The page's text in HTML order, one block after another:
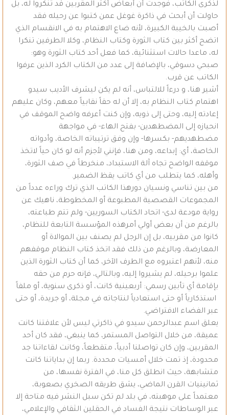
لذكرى الكاتب، فوجدت أن أبعاض أكثر المقربين قد تنكروا له، بل
حاولت أن أبحث في ذاكرة غوغل عمن كتبوا عن رحيله فقد
أصبت بالخيبة الكبيرة، لأنه ضاع الاهتمام به في الانقسام الذي
اتضح أكثر بين كتاب الثورة وكتاب النظام، وكلا الطرفين تنكرا
له، ماعدا حالات استثنائية، كما فعل أحد كتاب الثورة وهو:
صبحي دسوقي، بالإضافة إلى عدد من الكتاب الكرد الذين عرفوا
الكاتب عن قرب.
أشير هنا، و درءاً للالتباس، أنه لم يكن ليشرف الأديب سيدو
اهتمام كتاب النظام به، إلا أن له حقاً نقابياً معهم، وكان عليهم
إعادته إليه، وحتى إلى ذويه، وإن كنت أعرفه واضح الموقف في
انحيازه إلى المضطهدين- بفتح الهاء- في مواجهة
مضطهديهم- بكسرها- وإن وفق ترتيباته الخاصة، وأدواته
الخاصة، أي: إبداعه، ومن هنا، فإنني لأجزم أنه لو كان حياً لاتخذ
موقفه الواضح تجاه آلة الاستبداد، منخرطاً في صف الثورة،
وأهله، كما يتطلب من أي كاتب يقظ الضمير.
من بين تناسي ونسيان دورهذا الكاتب الذي ترك وراءه عدداً من
المجموعات القصصية المطبوعة أو المخطوطة، ناهيك عن
رواية مودعة لدى- اتحاد الكتاب السوريين- ولم تتم طباعته،
بالرغم من أن بعض أولي أمرهذه المؤسسة التابعة للنظام،
كانوا من مقربيه، بل إن الرجل لم يصنف بين الموالاة أو
المعارضة، وبالرغم من ذلك فقد اتخذ كتاب النظام موقفهم
منه، لأنهم اعتبروه مع الطرف الآخر، كما أن كتاب الثورة الذين
علموا برحيله، لم يشيروا إليه، وبالتالي، فإنه حرم من حقه
بإقامة أي تأبين رسمي: أربعينية كانت، أو ذكرى سنوية، أو ملفاً
استذكارياً أو حتى استعادياً لنتاجاته في مجلة، أو جريدة، أو حتى
عبر الفضاء الافتراضي.
يعلق اسم عبدالرحمن سيدو في ذاكرتي ليس لأن علاقتنا كانت
عميقة، من خلال التواصل المستمر، كما ينبغي، فقد كان أحد
المقربين، وإن كان تواصلنا أدبياً، متقطعاً، وكانت لقاءاتنا جد
محدودة، إذ تمت خلال أمسيات محددة. ربما إن بداياتنا كانت
متشابهة، حيث انطلق كل منا، في الفترة نفسها، من
ثمانينيات القرن الماضي، يشق طريقه الصخري بصعوبة،
معتمداً على موهبته، في بلد لم تكن سبل النشر فيه متاحة إلا
عبر الوساطات نتيجة الفساد في الحقلين الثقافي والإعلامي،